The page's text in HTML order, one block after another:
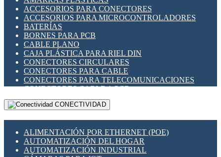
INDICADORES PARA PANEL
INTERFACES DE RELÉ
INTERRUPTORES FIN DE CARRERA
LLAVES CONMUTADORAS
MEDIDORES DE ENERGÍA Y TC'S DE CORRIENTE
MOTORES PASO A PASO
PANTALLAS HMI
PLC -CONTROLADORES LÓGICO PROGRAMABLES
PROGRAMADORES DE HORARIO
RELÉS DE PROTECCIÓN
SENSORES CAPACITIVOS
SENSORES INDUCTIVOS
TEMPORIZADORES
VARIACS
ACCESORIOS PARA CONECTORES
ACCESORIOS PARA MICROCONTROLADORES
BATERÍAS
BORNES PARA PCB
CABLE PLANO
CAJA PLÁSTICA PARA RIEL DIN
CONECTORES CIRCULARES
CONECTORES PARA CABLE
CONECTORES PARA TELECOMUNICACIONES
CONECTORES CABLE A PCB
CONECTORES PCB A CABLE
DIP SWITCHES
HERRAMIENTAS VARIAS
ILUMINACIÓN LED
INTERRUPTORES REED
CONECTIVIDAD
ALIMENTACIÓN POR ETHERNET (POE)
AUTOMATIZACIÓN DEL HOGAR
AUTOMATIZACIÓN INDUSTRIAL